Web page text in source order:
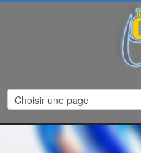
HEURES D'OUVERTURE